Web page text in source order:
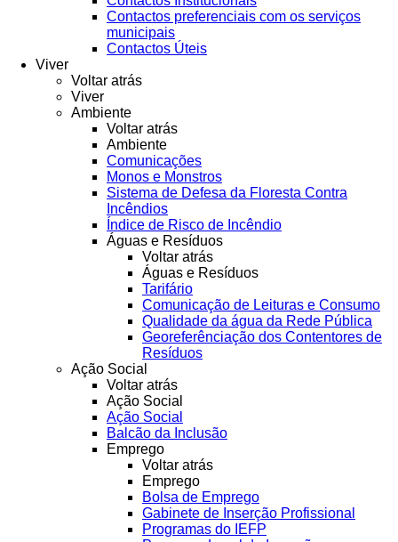
Contactos preferenciais com os serviços
municipais
Contactos Úteis
Viver
Voltar atrás
Viver
Ambiente
Voltar atrás
Ambiente
Comunicações
Monos e Monstros
Sistema de Defesa da Floresta Contra
Incêndios
Índice de Risco de Incêndio
Águas e Resíduos
Voltar atrás
Águas e Resíduos
Tarifário
Comunicação de Leituras e Consumo
Qualidade da água da Rede Pública
Georeferênciação dos Contentores de
Resíduos
Ação Social
Voltar atrás
Ação Social
Ação Social
Balcão da Inclusão
Emprego
Voltar atrás
Emprego
Bolsa de Emprego
Gabinete de Inserção Profissional
Programas do IEFP